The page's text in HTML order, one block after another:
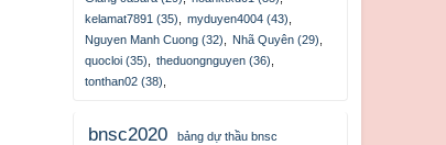
kelamat7891 (35)
myduyen4004 (43)
Nguyen Manh Cuong (32)
Nhã Quyên (29)
quocloi (35)
theduongnguyen (36)
tonthan02 (38)
bnsc2020
bảng dự thầu bnsc